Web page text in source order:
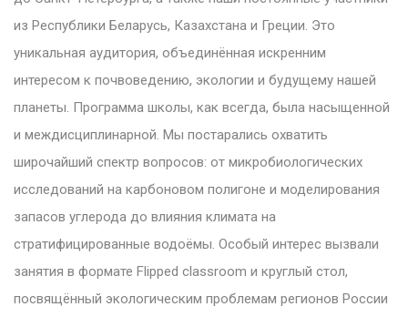
из Республики Беларусь, Казахстана и Греции. Это
уникальная аудитория, объединённая искренним
интересом к почвоведению, экологии и будущему нашей
планеты. Программа школы, как всегда, была насыщенной
и междисциплинарной. Мы постарались охватить
широчайший спектр вопросов: от микробиологических
исследований на карбоновом полигоне и моделирования
запасов углерода до влияния климата на
стратифицированные водоёмы. Особый интерес вызвали
занятия в формате Flipped classroom и круглый стол,
посвящённый экологическим проблемам регионов России